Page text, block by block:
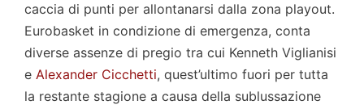
caccia di punti per allontanarsi dalla zona playout.
Eurobasket in condizione di emergenza, conta
diverse assenze di pregio tra cui Kenneth Viglianisi
e Alexander Cicchetti, quest’ultimo fuori per tutta
la restante stagione a causa della sublussazione